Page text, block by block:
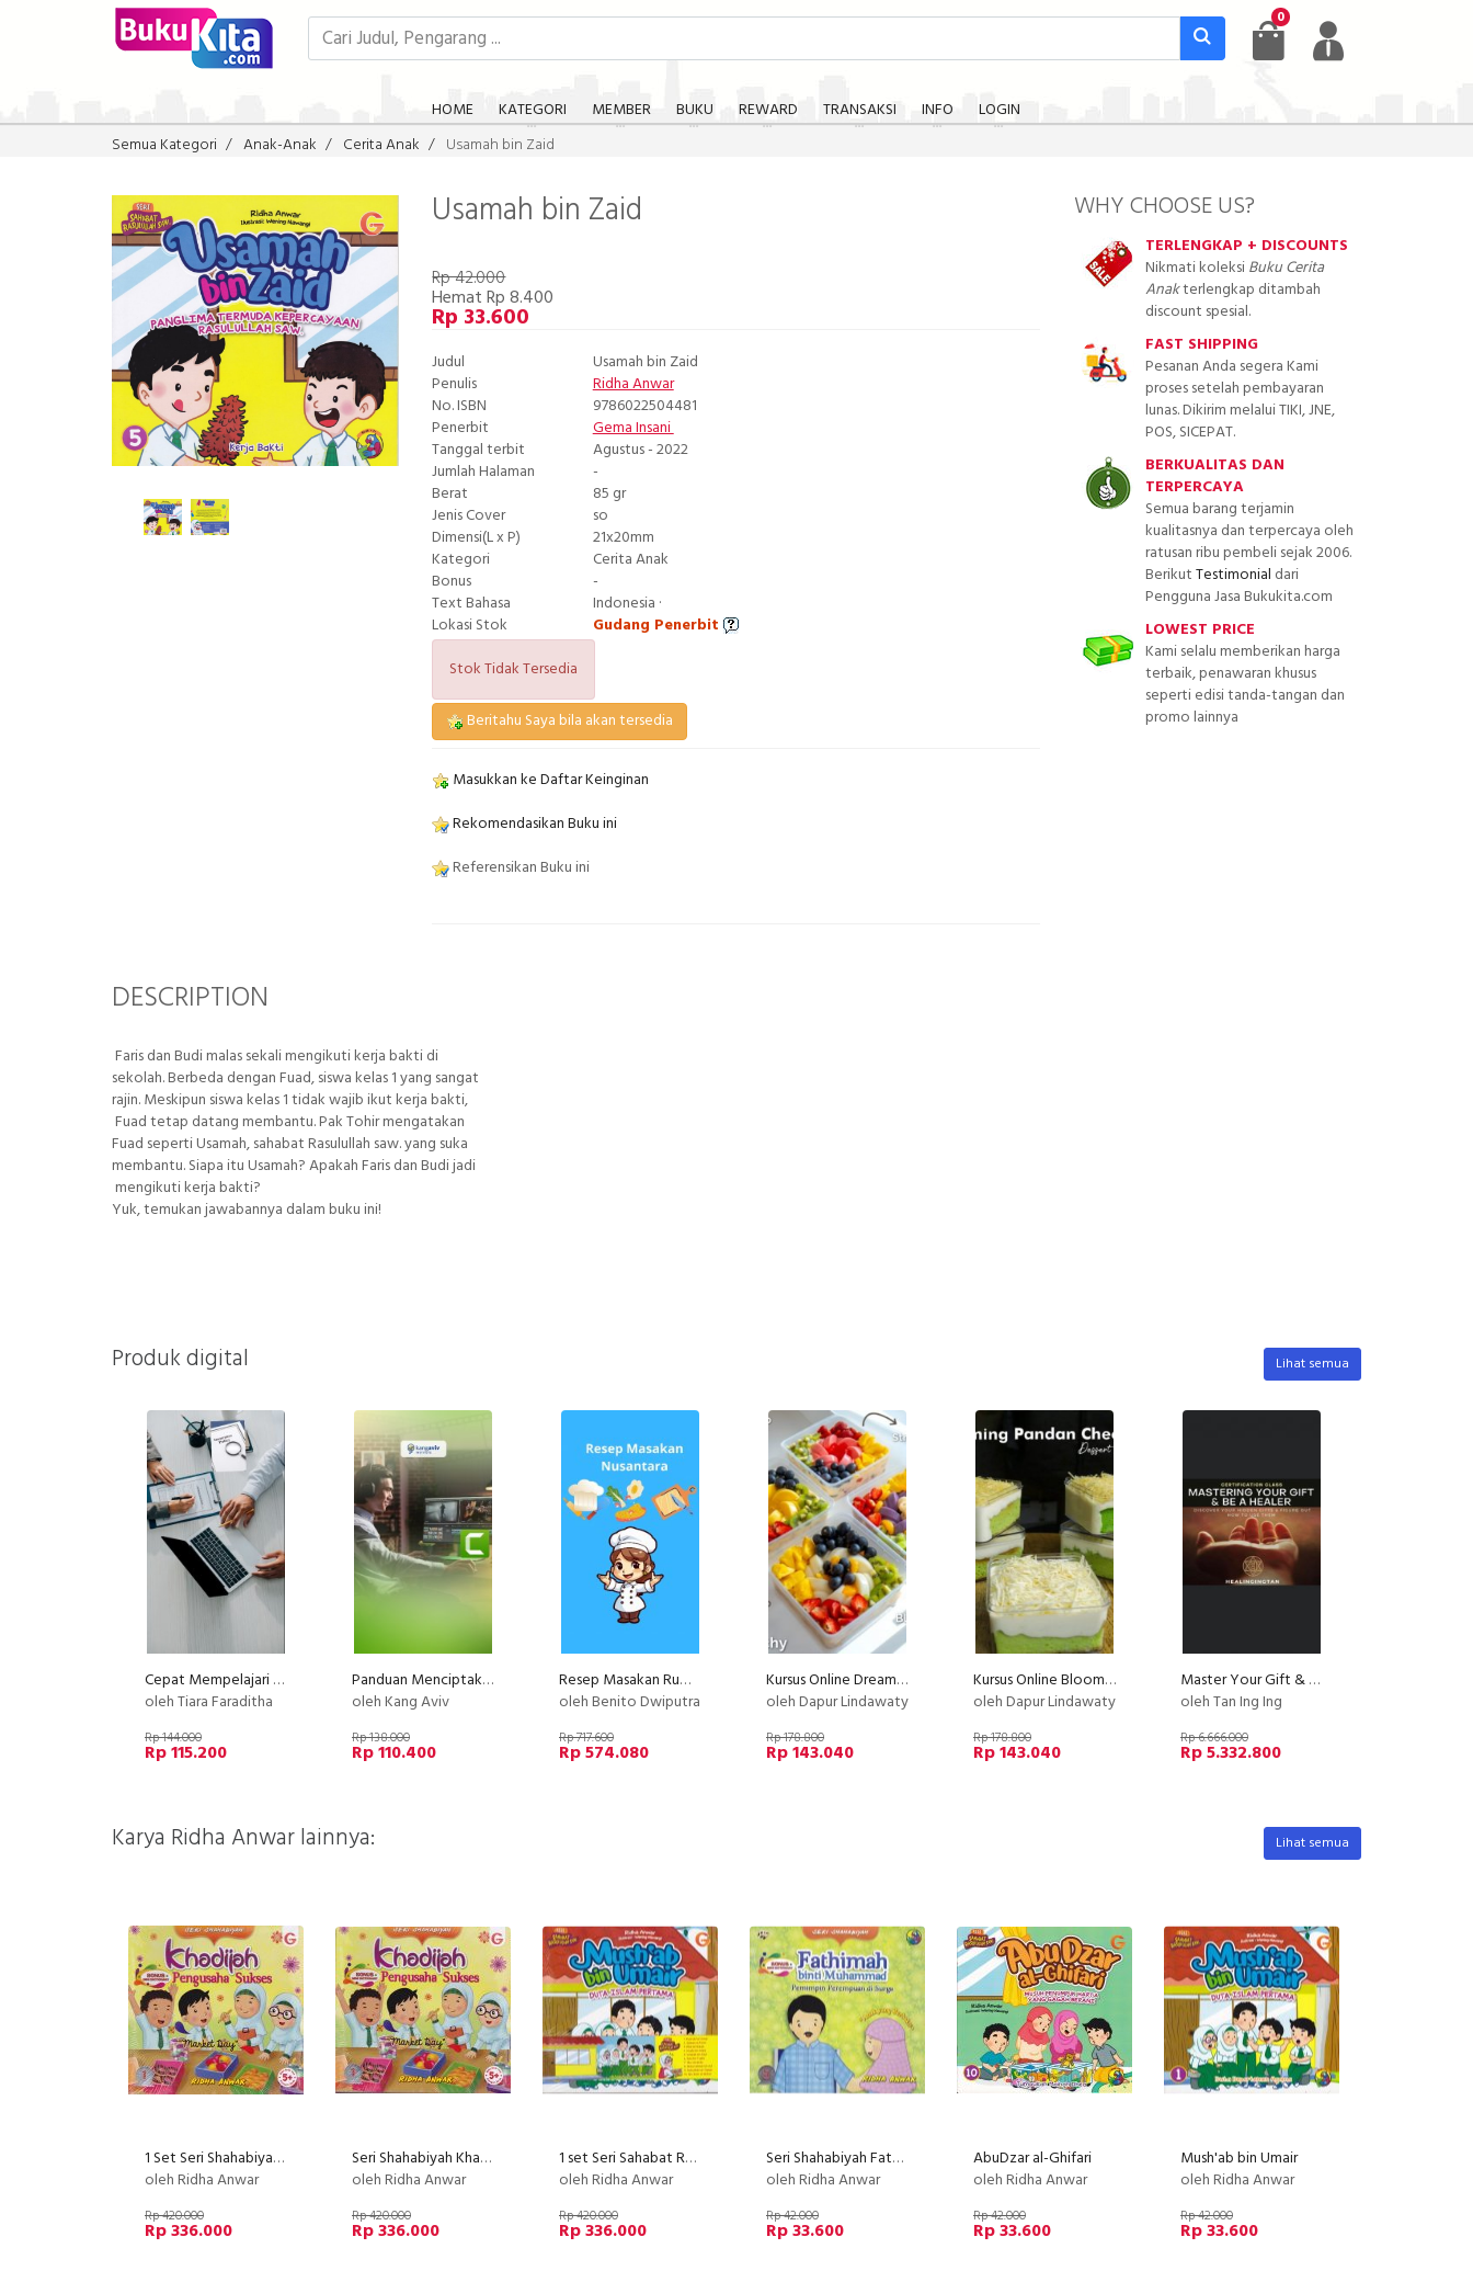
0
HOME KATEGORI MEMBER BUKU REWARD TRANSAKSI INFO
LOGIN
Semua Kategori
Anak-Anak Cerita Anak Usamah bin Zaid
Usamah bin Zaid
Rp 42.000
Hemat Rp 8.400
Rp 33.600
Judul
Usamah bin Zaid
Penulis
Ridha Anwar
No. ISBN
9786022504481
Penerbit
Gema Insani
Tanggal terbit
Agustus - 2022
Jumlah Halaman
-
Berat
85 gr
Jenis Cover
so
Dimensi(L x P)
21x20mm
Kategori
Cerita Anak
Bonus
-
Text Bahasa
Indonesia ·
Lokasi Stok
Gudang Penerbit
Stok Tidak Tersedia
Beritahu Saya bila akan tersedia
Masukkan ke Daftar Keinginan
Rekomendasikan Buku ini
Referensikan Buku ini
DESCRIPTION
Faris dan Budi malas sekali mengikuti kerja bakti di
sekolah. Berbeda dengan Fuad, siswa kelas 1 yang sangat
rajin. Meskipun siswa kelas 1 tidak wajib ikut kerja bakti,
Fuad tetap datang membantu. Pak Tohir mengatakan
Fuad seperti Usamah, sahabat Rasulullah saw. yang suka
membantu. Siapa itu Usamah? Apakah Faris dan Budi jadi
mengikuti kerja bakti?
Yuk, temukan jawabannya dalam buku ini!
WHY CHOOSE US?
TERLENGKAP + DISCOUNTS
Nikmati koleksiBuku Cerita
Anakterlengkap ditambah
discount spesial.
FAST SHIPPING
Pesanan Anda segera Kami
proses setelah pembayaran
lunas. Dikirim melalui TIKI, JNE,
POS, SICEPAT.
BERKUALITAS DAN
TERPERCAYA
Semua barang terjamin
kualitasnya dan terpercaya oleh
ratusan ribu pembeli sejak 2006.
BerikutTestimonial dari
Pengguna Jasa Bukukita.com
LOWEST PRICE
Kami selalu memberikan harga
terbaik, penawaran khusus
seperti edisi tanda-tangan dan
promo lainnya
Produk digital Lihat semua
Cepat Mempelajari Asuransi Sebelum Membeli
oleh Tiara Faraditha
Rp 144.000
Rp 115.200
Panduan Menciptakan Video Kursus Online Professional
oleh Kang Aviv
Rp 138.000
Rp 110.400
Resep Masakan Rumahan Anti Gagal Layak Jualan
oleh Benito Dwiputra
Rp 717.600
Rp 574.080
Kursus Online Dreamy Salad Buah Dapur Lindawaty PU
oleh Dapur Lindawaty
Rp 178.800
Rp 143.040
Kursus Online Blooming Pandan Cheezy Deesert Box Dapur Lindawaty PU
oleh Dapur Lindawaty
Rp 178.800
Rp 143.040
Master Your Gift & Be A Healer
oleh Tan Ing Ing
Rp 6.666.000
Rp 5.332.800
Karya Ridha Anwar lainnya: Lihat semua
1 Set Seri Shahabiyah Khadijah pengusaha sukses
oleh Ridha Anwar
Rp 420.000
Rp 336.000
Seri Shahabiyah Khadijah pengusaha sukses
oleh Ridha Anwar
Rp 420.000
Rp 336.000
1 set Seri Sahabat Rasullulah Mush'ab bin Umair
oleh Ridha Anwar
Rp 420.000
Rp 336.000
Seri Shahabiyah Fathimah binti Muhammad pemimpin perempuan Surga
oleh Ridha Anwar
Rp 42.000
Rp 33.600
AbuDzar al-Ghifari
oleh Ridha Anwar
Rp 42.000
Rp 33.600
Mush'ab bin Umair
oleh Ridha Anwar
Rp 42.000
Rp 33.600